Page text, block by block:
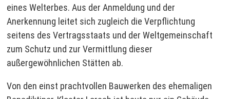
eines Welterbes. Aus der Anmeldung und der
Anerkennung leitet sich zugleich die Verpflichtung
seitens des Vertragsstaats und der Weltgemeinschaft
zum Schutz und zur Vermittlung dieser
außergewöhnlichen Stätten ab.
Von den einst prachtvollen Bauwerken des ehemaligen